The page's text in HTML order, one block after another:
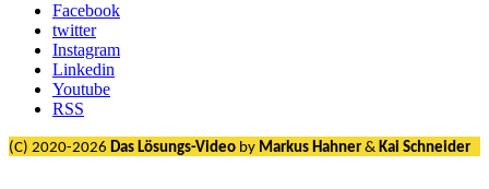
Facebook
twitter
Instagram
Linkedin
Youtube
RSS
(C) 2020-2026 Das Lösungs-Video by Markus Hahner & Kai Schneider